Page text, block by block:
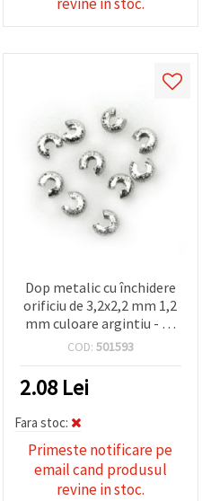
Dop metalic cu închidere
orificiu de 3,2x2,2 mm 1,2
mm culoare argintiu - 20
bucăți
COD: 501593
2.08 Lei
Fara stoc:
Primeste notificare pe
email cand produsul
revine in stoc.